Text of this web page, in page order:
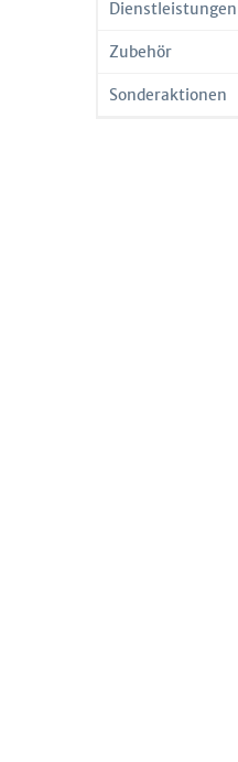
Dienstleistungen
Zubehör
Sonderaktionen